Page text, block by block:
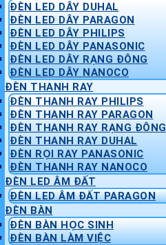
ĐÈN LED DÂY DUHAL
ĐÈN LED DÂY PARAGON
ĐÈN LED DÂY PHILIPS
ĐÈN LED DÂY PANASONIC
ĐÈN LED DÂY RẠNG ĐÔNG
ĐÈN LED DÂY NANOCO
ĐÈN THANH RAY
ĐÈN THANH RAY PHILIPS
ĐÈN THANH RAY PARAGON
ĐÈN THANH RAY RẠNG ĐÔNG
ĐÈN THANH RAY DUHAL
ĐÈN RỌI RAY PANASONIC
ĐÈN THANH RAY NANOCO
ĐÈN LED ÂM ĐẤT
ĐÈN LED ÂM ĐẤT PARAGON
ĐÈN BÀN
ĐÈN BÀN HỌC SINH
ĐÈN BÀN LÀM VIỆC